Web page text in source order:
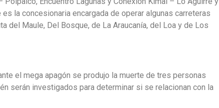
la concesionaria encargada de operar algunas carreteras
del Maule, Del Bosque, de La Araucanía, del Loa y de Los
el mega apagón se produjo la muerte de tres personas
serán investigados para determinar si se relacionan con la